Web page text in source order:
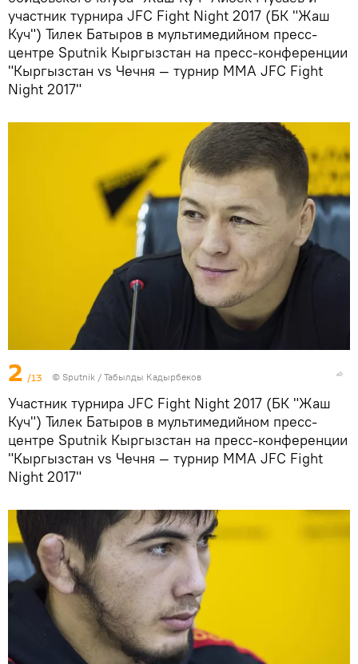
участник турнира JFC Fight Night 2017 (БК "Жаш
Куч") Тилек Батыров в мультимедийном пресс-
центре Sputnik Кыргызстан на пресс-конференции
"Кыргызстан vs Чечня — турнир ММА JFC Fight
Night 2017"
2 /13 © Sputnik / Табылды Кадырбеков
Участник турнира JFC Fight Night 2017 (БК "Жаш
Куч") Тилек Батыров в мультимедийном пресс-
центре Sputnik Кыргызстан на пресс-конференции
"Кыргызстан vs Чечня — турнир ММА JFC Fight
Night 2017"